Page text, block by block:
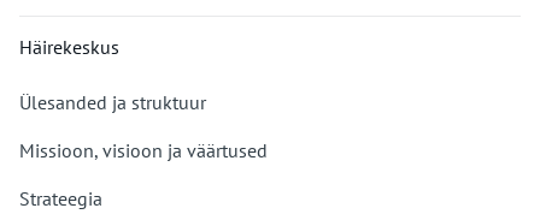
Häirekeskus
Ülesanded ja struktuur
Missioon, visioon ja väärtused
Strateegia